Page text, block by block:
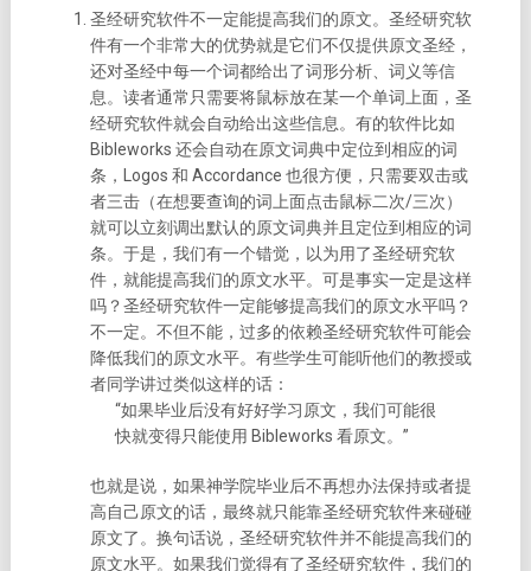
圣经研究软件不一定能提高我们的原文。 圣经研究软
件有一个非常大的优势就是它们不仅提供原文圣经，
还对圣经中每一个词都给出了词形分析、词义等信
息。读者通常只需要将鼠标放在某一个单词上面，圣
经研究软件就会自动给出这些信息。有的软件比如
Bibleworks 还会自动在原文词典中定位到相应的词
条，Logos 和 Accordance 也很方便，只需要双击或
者三击（在想要查询的词上面点击鼠标二次/三次）
就可以立刻调出默认的原文词典并且定位到相应的词
条。于是，我们有一个错觉，以为用了圣经研究软
件，就能提高我们的原文水平。可是事实一定是这样
吗？圣经研究软件一定能够提高我们的原文水平吗？
不一定。不但不能，过多的依赖圣经研究软件可能会
降低我们的原文水平。 有些学生可能听他们的教授或
者同学讲过类似这样的话：
“如果毕业后没有好好学习原文，我们可能很
快就变得只能使用 Bibleworks 看原文。”
也就是说，如果神学院毕业后不再想办法保持或者提
高自己原文的话，最终就只能靠圣经研究软件来碰碰
原文了。换句话说，圣经研究软件并不能提高我们的
原文水平。如果我们觉得有了圣经研究软件，我们的